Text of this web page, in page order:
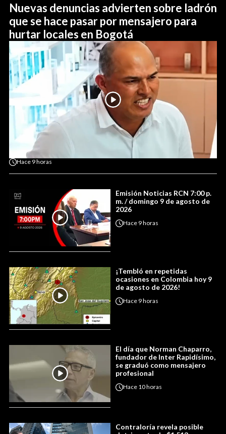
Nuevas denuncias advierten sobre ladrón
que se hace pasar por mensajero para
hurtar locales en Bogotá
Hace 9 horas
Emisión Noticias RCN 7:00 p.
m. / domingo 9 de agosto de
2026
Hace 9 horas
¡Tembló en repetidas
ocasiones en Colombia hoy 9
de agosto de 2026!
Hace 9 horas
El día que Norman Chaparro,
fundador de Inter Rapidísimo,
se graduó como mensajero
profesional
Hace 10 horas
Contraloría revela posible